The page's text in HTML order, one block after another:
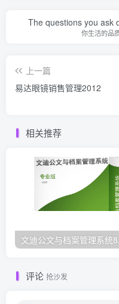
The questions you ask
你生活的品
上一篇
易达眼镜销售管理2012
相关推荐
文迪公文与档案管理系统
评论 抢沙发